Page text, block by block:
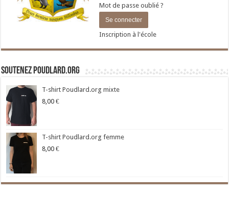
Mot de passe oublié ?
Inscription à l'école
Soutenez Poudlard.org
T-shirt Poudlard.org mixte
8,00 €
T-shirt Poudlard.org femme
8,00 €